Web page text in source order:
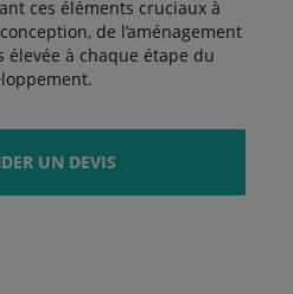
ces éléments cruciaux à
de l’aménagement
à chaque étape du
UN DEVIS